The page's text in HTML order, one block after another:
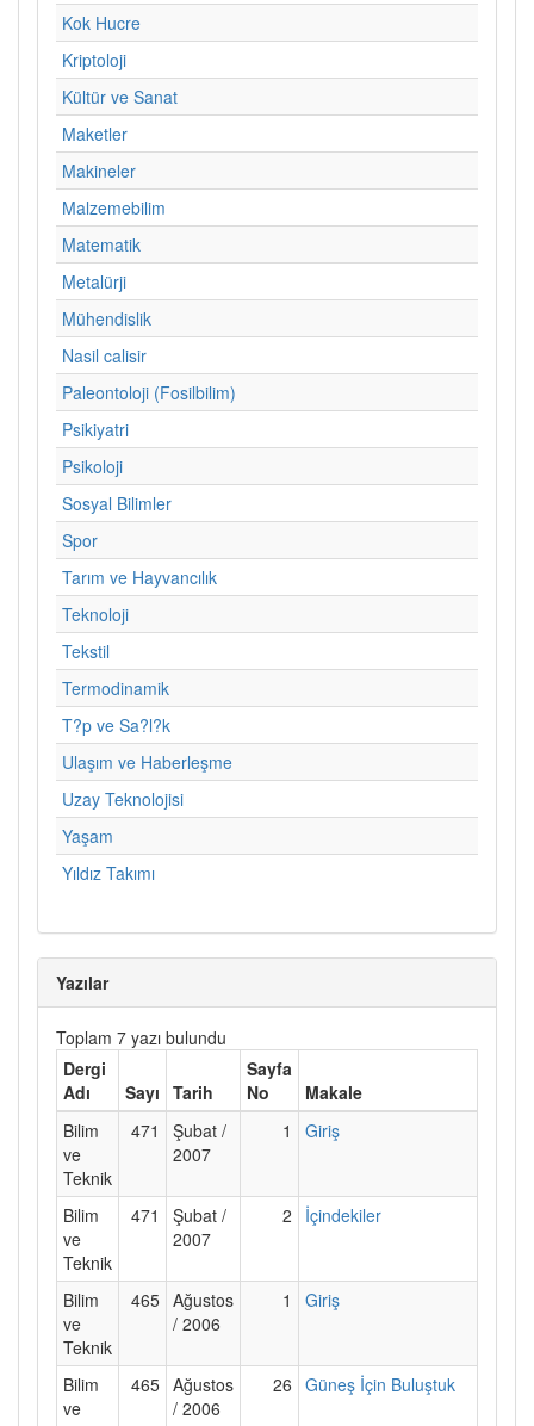
Kok Hucre
Kriptoloji
Kültür ve Sanat
Maketler
Makineler
Malzemebilim
Matematik
Metalürji
Mühendislik
Nasil calisir
Paleontoloji (Fosilbilim)
Psikiyatri
Psikoloji
Sosyal Bilimler
Spor
Tarım ve Hayvancılık
Teknoloji
Tekstil
Termodinamik
T?p ve Sa?l?k
Ulaşım ve Haberleşme
Uzay Teknolojisi
Yaşam
Yıldız Takımı
Yazılar
Toplam 7 yazı bulundu
Dergi
Adı
Sayı Tarih
Sayfa
No
Makale
Bilim
ve
Teknik
471
Şubat /
2007
1 Giriş
Bilim
ve
Teknik
471
Şubat /
2007
2 İçindekiler
Bilim
ve
Teknik
465 Ağustos
/ 2006
1 Giriş
Bilim
ve
465 Ağustos
/ 2006
26 Güneş İçin Buluştuk